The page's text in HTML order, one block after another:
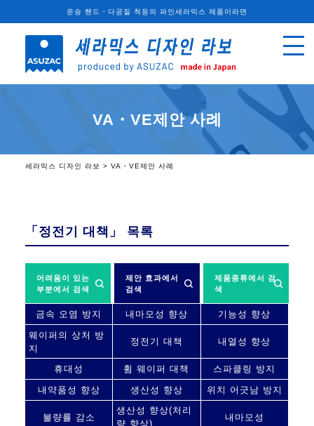
운송 핸드・다공질 척등의 파인세라믹스 제품이라면
VA・VE제안 사례
세라믹스 디자인 라보 > VA・VE제안 사례
「정전기 대책」 목록
어려움이 있는
부분에서 검색
제안 효과에서
검색
제품종류에서 검
색
금속 오염 방지 내마모성 향상
기능성 향상
웨이퍼의 상처 방
지
정전기 대책 내열성 향상
휴대성 휨 웨이퍼 대책
스파클링 방지
내약품성 향상
생산성 향상 위치 어긋남 방지
불량률 감소
생산성 향상(처리
량 향상)
내마모성